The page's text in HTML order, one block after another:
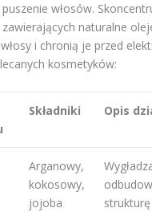
włosów.
zawierających naturalne
i chronią je przed
kosmetyków:
Składniki Opis
Arganowy,
kokosowy,
jojoba